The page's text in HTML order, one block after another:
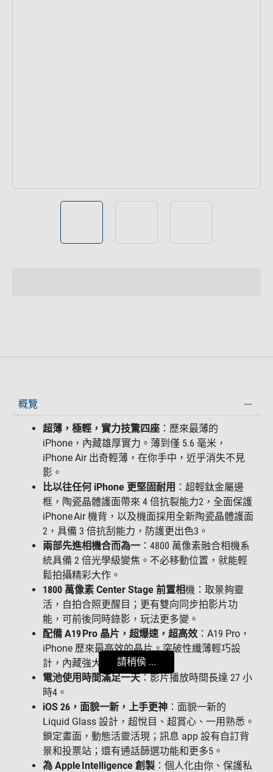
概覽
超薄，極輕，實力技驚四座 ：歷來最薄的
iPhone，內藏雄厚實力。薄到僅 5.6 毫米，
iPhone Air 出奇輕薄，在你手中，近乎消失不見
影。
比以往任何 iPhone 更堅固耐⽤ ：超輕鈦金屬邊
框，陶瓷晶體護面帶來 4 倍抗裂能⼒2，全面保護
iPhone Air 機背，以及機面採用全新陶瓷晶體護面
2，具備 3 倍抗刮能力，防護更出色3。
兩部先進相機合而為一 ：4800 萬像素融合相機系
統具備 2 倍光學級變焦。不必移動位置，就能輕
鬆拍攝精彩大作。
1800 萬像素 Center Stage 前置相機：取景夠靈
活，自拍合照更醒目；更有雙向同步拍影片功
能，可前後同時錄影，玩法更多變。
配備 A19 Pro 晶片，超爆速，超高效 ：A19 Pro，
iPhone 歷來最高效的晶片。突破性纖薄輕巧設
計，內藏強大效能。
電池使用時間滿足一天：影片播放時間長達 27 小
時4。
iOS 26，面貌一新，上手更神 ：面貌一新的
Liquid Glass 設計，超悅目、超賞心、一用熟悉。
鎖定畫面，動態活靈活現；訊息 app 設有自訂背
景和投票站；還有通話篩選功能和更多5。
為 Apple Intelligence 創製 ：個人化由你、保護私
請稍侯 ...